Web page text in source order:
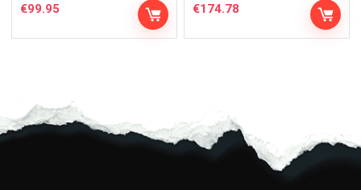
€99.95 €174.78